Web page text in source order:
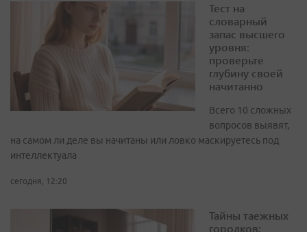
Тест на
словарный
запас высшего
уровня:
проверьте
глубину своей
начитанно
Всего 10 сложных
вопросов выявят,
на самом ли деле вы начитаны или ловко маскируетесь под
интеллектуала
сегодня, 12:20
Тайны таежных
городков: